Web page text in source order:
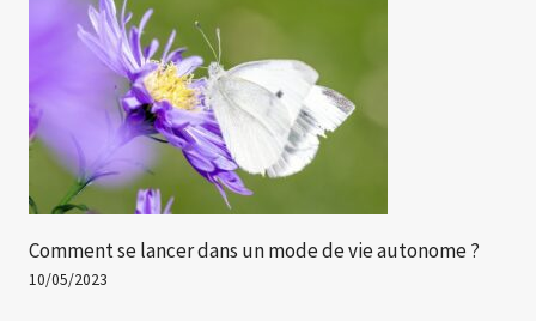
Comment se lancer dans un mode de vie autonome ?
10/05/2023